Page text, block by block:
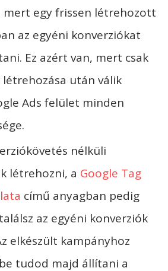
mert egy frissen létrehozott
az egyéni konverziókat
Ez azért van, mert csak
létrehozása után válik
Ads felület minden
nélküli
létrehozni, a Google Tag
című anyagban pedig
az egyéni konverziók
elkészült kampányhoz
tudod majd állítani a